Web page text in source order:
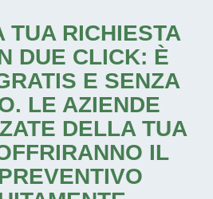
TUA RICHIESTA
DUE CLICK: È
E SENZA
LE AZIENDE
DELLA TUA
IL